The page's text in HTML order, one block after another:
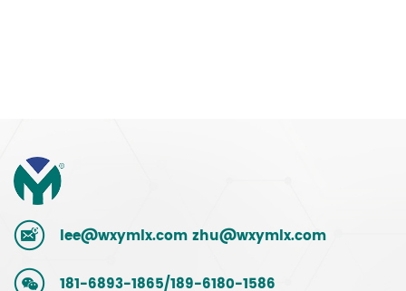
lee@wxymlx.com zhu@wxymlx.com
181-6893-1865/189-6180-1586